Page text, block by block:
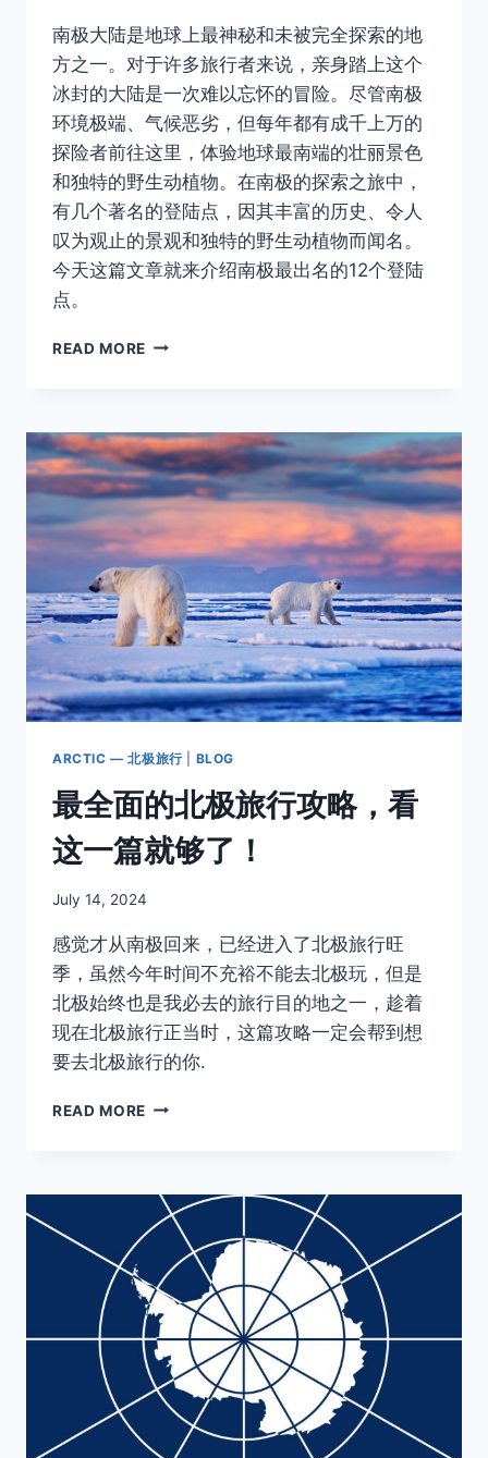
南极大陆是地球上最神秘和未被完全探索的地
方之一。对于许多旅行者来说，亲身踏上这个
冰封的大陆是一次难以忘怀的冒险。尽管南极
环境极端、气候恶劣，但每年都有成千上万的
探险者前往这里，体验地球最南端的壮丽景色
和独特的野生动植物。在南极的探索之旅中，
有几个著名的登陆点，因其丰富的历史、令人
叹为观止的景观和独特的野生动植物而闻名。
今天这篇文章就来介绍南极最出名的12个登陆
点。
READ MORE 南
最
出
名
的
登
点
—
你
都
去
过
哪
ARCTIC — 北极旅行| BLOG
最全面的北极旅行攻略，看
这一篇就够了！
By
July 14, 2024
感觉才从南极回来，已经进入了北极旅行旺
季，虽然今年时间不充裕不能去北极玩，但是
北极始终也是我必去的旅行目的地之一，趁着
现在北极旅行正当时，这篇攻略一定会帮到想
要去北极旅行的你.
READ MORE 最
北
极
旅
攻
略，
看
这
一
篇
够